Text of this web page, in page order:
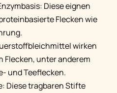
Diese eignen
Flecken wie
wirken
Flecken, unter anderem
und Teeflecken.
Diese tragbaren Stifte